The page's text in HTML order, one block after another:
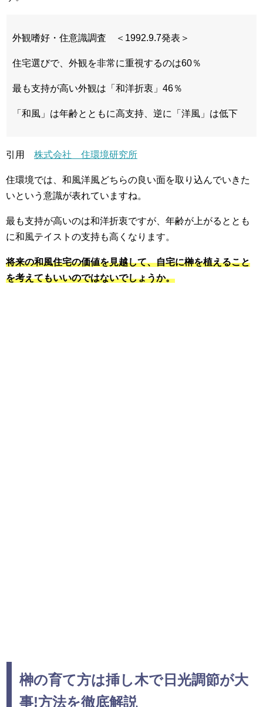
外観嗜好・住意識調査 ＜1992.9.7発表＞
住宅選びで、外観を非常に重視するのは60％
最も支持が高い外観は「和洋折衷」46％
「和風」は年齢とともに高支持、逆に「洋風」は低下
引用 株式会社 住環境研究所
住環境では、和風洋風どちらの良い面を取り込んでいきた
いという意識が表れていますね。
最も支持が高いのは和洋折衷ですが、年齢が上がるととも
に和風テイストの支持も高くなります。
将来の和風住宅の価値を見越して、自宅に榊を植えること
を考えてもいいのではないでしょうか。
榊の育て方は挿し木で日光調節が大
事!方法を徹底解説